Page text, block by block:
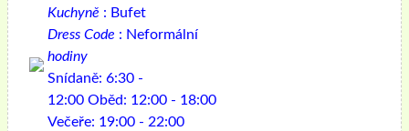
Kuchyně : Bufet
Dress Code : Neformální
hodiny
Snídaně: 6:30 -
12:00 Oběd: 12:00 - 18:00
Večeře: 19:00 - 22:00